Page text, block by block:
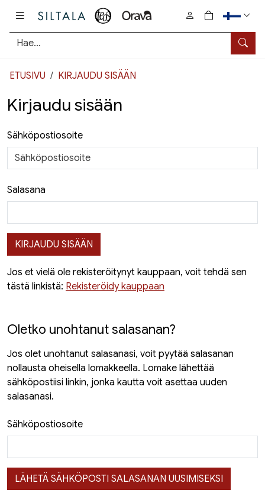
Hae
0
tuotetta
ETUSIVU KIRJAUDU SISÄÄN
Kirjaudu sisään
Sähköpostiosoite
Salasana
KIRJAUDU SISÄÄN
Jos et vielä ole rekisteröitynyt kauppaan, voit tehdä sen
tästä linkistä: Rekisteröidy kauppaan
Oletko unohtanut salasanan?
Jos olet unohtanut salasanasi, voit pyytää salasanan
nollausta oheisella lomakkeella. Lomake lähettää
sähköpostiisi linkin, jonka kautta voit asettaa uuden
salasanasi.
Sähköpostiosoite
LÄHETÄ SÄHKÖPOSTI SALASANAN UUSIMISEKSI